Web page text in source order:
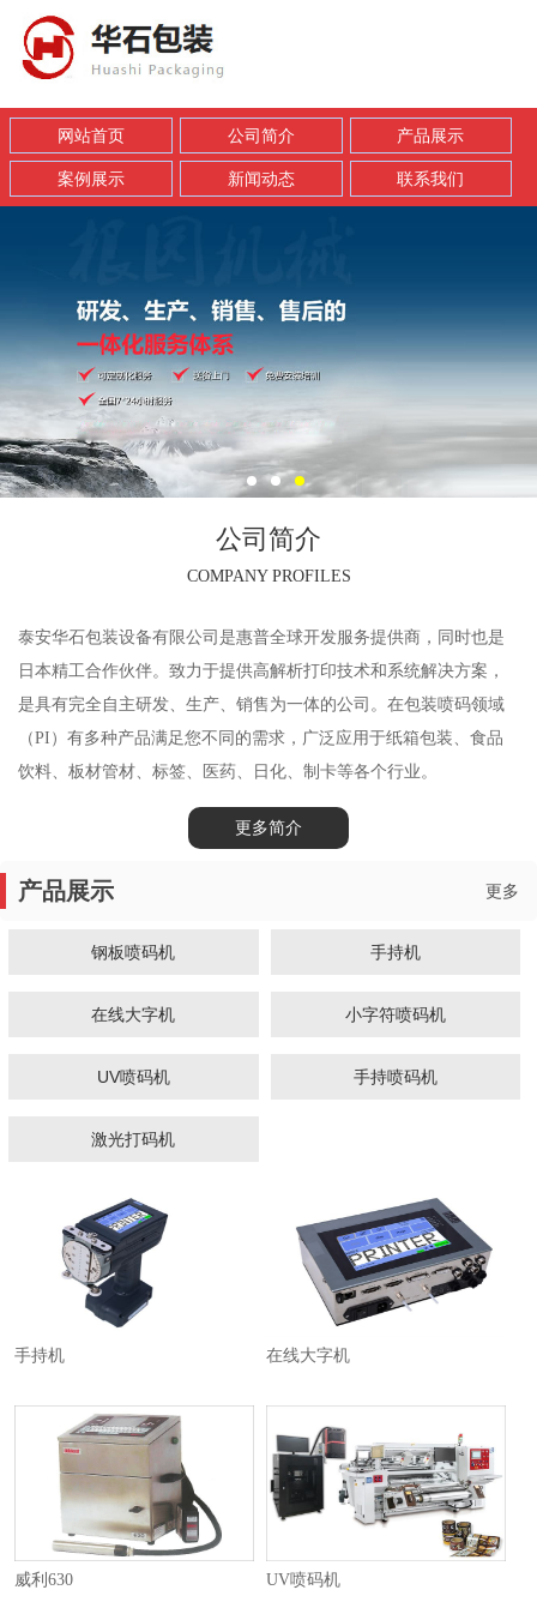
网站首页 公司简介 产品展示
案例展示 新闻动态 联系我们
公司简介
COMPANY PROFILES
泰安华石包装设备有限公司是惠普全球开发服务提供商，同时也是
日本精工合作伙伴。致力于提供高解析打印技术和系统解决方案，
是具有完全自主研发、生产、销售为一体的公司。在包装喷码领域
（PI）有多种产品满足您不同的需求，广泛应用于纸箱包装、食品
饮料、板材管材、标签、医药、日化、制卡等各个行业。
更多简介
产品展示 更多
钢板喷码机 手持机
在线大字机 小字符喷码机
UV喷码机 手持喷码机
激光打码机
手持机 在线大字机
威利630 UV喷码机